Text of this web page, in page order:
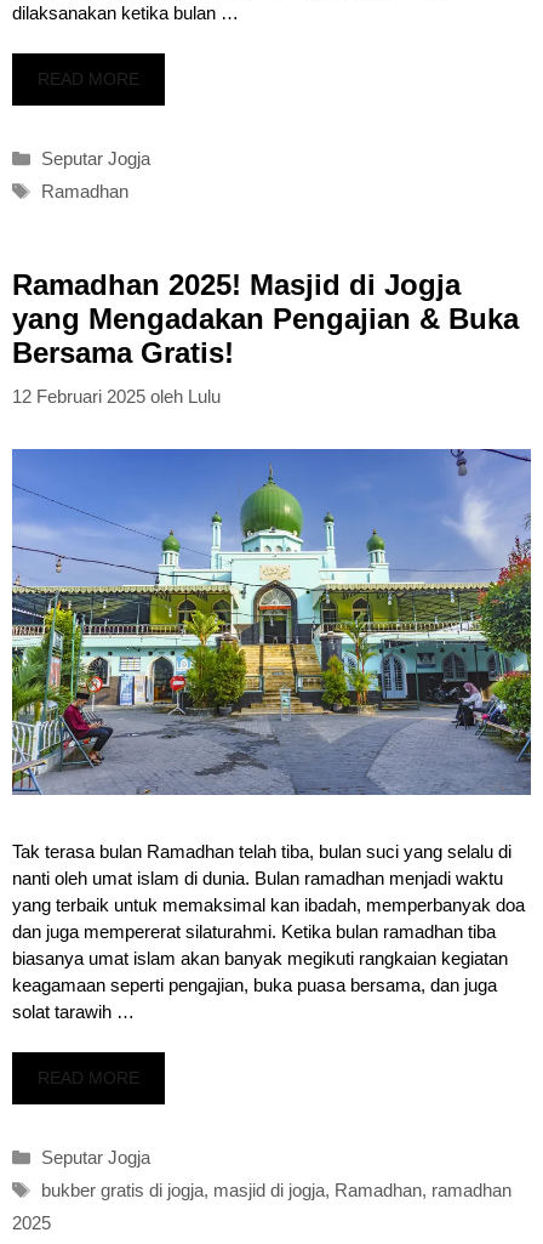
dilaksanakan ketika bulan …
READ MORE
Kategori
Seputar Jogja
Tag
Ramadhan
Ramadhan 2025! Masjid di Jogja
yang Mengadakan Pengajian & Buka
Bersama Gratis!
12 Februari 2025 oleh Lulu
Tak terasa bulan Ramadhan telah tiba, bulan suci yang selalu di
nanti oleh umat islam di dunia. Bulan ramadhan menjadi waktu
yang terbaik untuk memaksimal kan ibadah, memperbanyak doa
dan juga mempererat silaturahmi. Ketika bulan ramadhan tiba
biasanya umat islam akan banyak megikuti rangkaian kegiatan
keagamaan seperti pengajian, buka puasa bersama, dan juga
solat tarawih …
READ MORE
Kategori
Seputar Jogja
Tag
bukber gratis di jogja, masjid di jogja, Ramadhan, ramadhan
2025